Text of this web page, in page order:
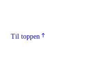
Til toppen